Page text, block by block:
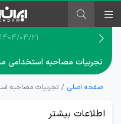
۱۴۰۴/۰۴/۲۱
تجربیات مصاحبه استخدامی
صفحه اصلی تجربیات مصاحبه
اطلاعات بیشتر